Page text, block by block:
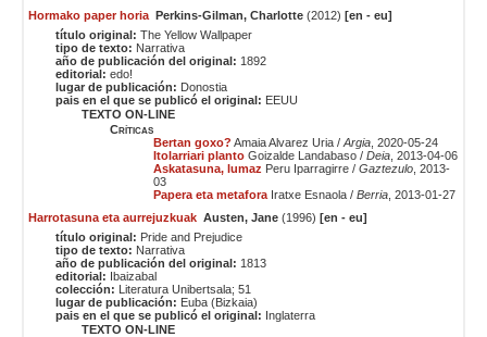
Hormako paper horia Perkins-Gilman, Charlotte (2012)[en - eu]
título original: The Yellow Wallpaper
tipo de texto: Narrativa
año de publicación del original: 1892
editorial: edo!
lugar de publicación: Donostia
pais en el que se publicó el original: EEUU
TEXTO ON-LINE
Críticas
Bertan goxo? Amaia Alvarez Uria /Argia , 2020-05-24
Itolarriari planto Goizalde Landabaso /Deia , 2013-04-06
Askatasuna, lumaz Peru Iparragirre /Gaztezulo , 2013-
03
Papera eta metafora Iratxe Esnaola /Berria , 2013-01-27
Harrotasuna eta aurrejuzkuak Austen, Jane (1996)[en - eu]
título original: Pride and Prejudice
tipo de texto: Narrativa
año de publicación del original: 1813
editorial: Ibaizabal
colección: Literatura Unibertsala; 51
lugar de publicación: Euba (Bizkaia)
pais en el que se publicó el original: Inglaterra
TEXTO ON-LINE